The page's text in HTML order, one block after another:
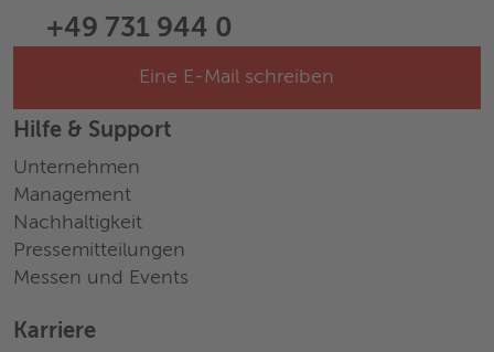
+49 731 944 0
Eine E-Mail schreiben
Hilfe & Support
Unternehmen
Management
Nachhaltigkeit
Pressemitteilungen
Messen und Events
Karriere